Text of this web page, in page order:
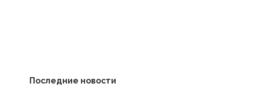
Последние новости